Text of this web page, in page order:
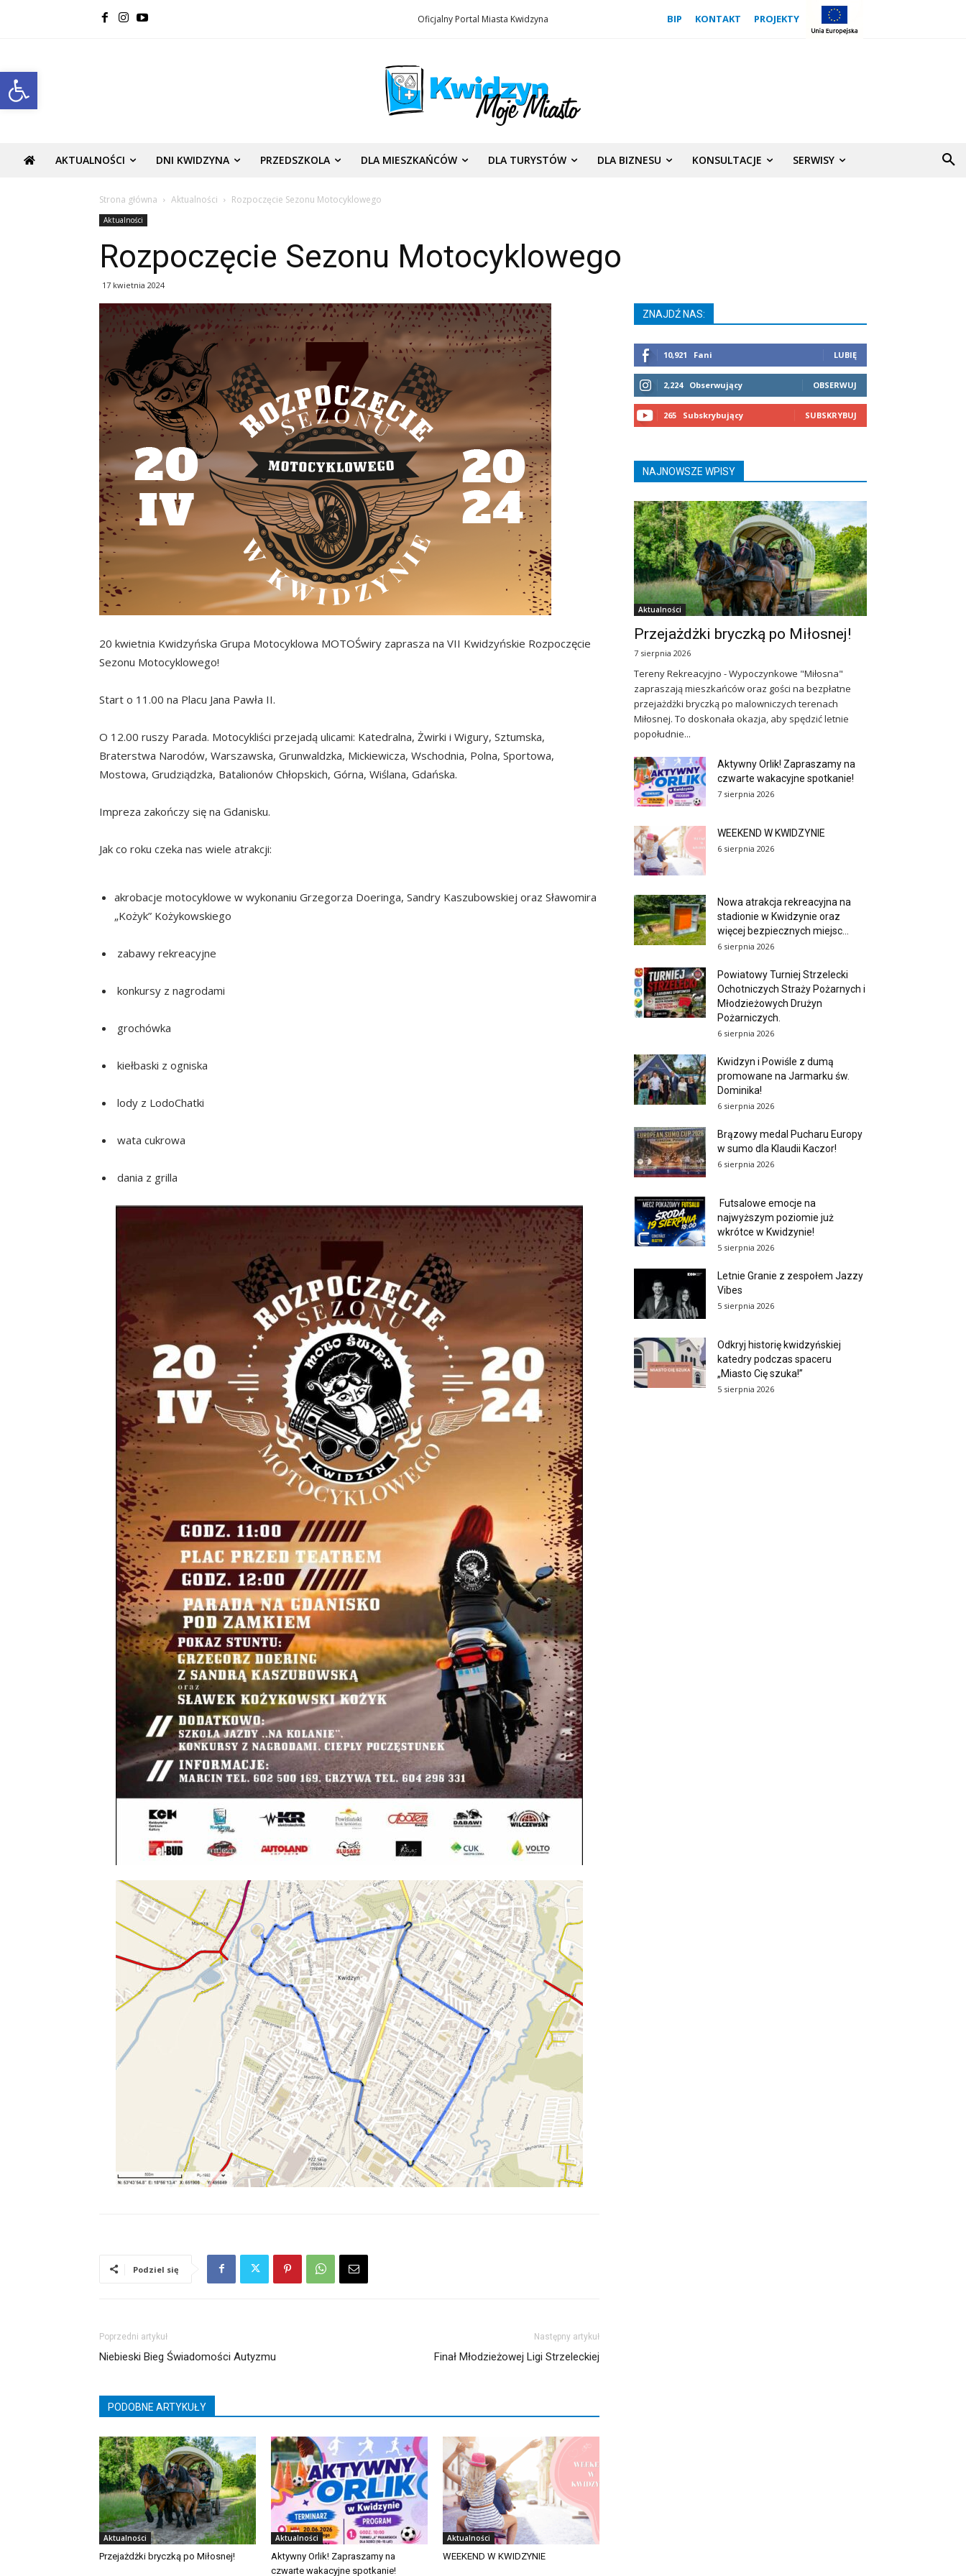
Open toolbar
Oficjalny Portal Miasta Kwidzyna BIP KONTAKT PROJEKTY
AKTUALNOŚCI DNI KWIDZYNA PRZEDSZKOLA DLA MIESZKAŃCÓW DLA TURYSTÓW DLA BIZNESU KONSULTACJE SERWISY
Strona główna Aktualności Rozpoczęcie Sezonu Motocyklowego
Aktualności
Rozpoczęcie Sezonu Motocyklowego
17 kwietnia 2024
20 kwietnia Kwidzyńska Grupa Motocyklowa MOTOŚwiry zaprasza na VII Kwidzyńskie Rozpoczęcie
Sezonu Motocyklowego!
Start o 11.00 na Placu Jana Pawła II.
O 12.00 ruszy Parada. Motocykliści przejadą ulicami: Katedralna, Żwirki i Wigury, Sztumska,
Braterstwa Narodów, Warszawska, Grunwaldzka, Mickiewicza, Wschodnia, Polna, Sportowa,
Mostowa, Grudziądzka, Batalionów Chłopskich, Górna, Wiślana, Gdańska.
Impreza zakończy się na Gdanisku.
Jak co roku czeka nas wiele atrakcji:
akrobacje motocyklowe w wykonaniu Grzegorza Doeringa, Sandry Kaszubowskiej oraz Sławomira
„Kożyk” Kożykowskiego
zabawy rekreacyjne
konkursy z nagrodami
grochówka
kiełbaski z ogniska
lody z LodoChatki
wata cukrowa
dania z grilla
Podziel się
Poprzedni artykuł
Niebieski Bieg Świadomości Autyzmu
Następny artykuł
Finał Młodzieżowej Ligi Strzeleckiej
PODOBNE ARTYKUŁY
Aktualności
Przejażdżki bryczką po Miłosnej!
Aktualności
Aktywny Orlik! Zapraszamy na
czwarte wakacyjne spotkanie!
Aktualności
WEEKEND W KWIDZYNIE
ZNAJDŹ NAS:
10,921 Fani LUBIĘ
2,224 Obserwujący OBSERWUJ
265 Subskrybujący SUBSKRYBUJ
NAJNOWSZE WPISY
Aktualności
Przejażdżki bryczką po Miłosnej!
7 sierpnia 2026
Tereny Rekreacyjno - Wypoczynkowe "Miłosna"
zapraszają mieszkańców oraz gości na bezpłatne
przejażdżki bryczką po malowniczych terenach
Miłosnej. To doskonała okazja, aby spędzić letnie
popołudnie...
Aktywny Orlik! Zapraszamy na
czwarte wakacyjne spotkanie!
7 sierpnia 2026
WEEKEND W KWIDZYNIE
6 sierpnia 2026
Nowa atrakcja rekreacyjna na
stadionie w Kwidzynie oraz
więcej bezpiecznych miejsc...
6 sierpnia 2026
Powiatowy Turniej Strzelecki
Ochotniczych Straży Pożarnych i
Młodzieżowych Drużyn
Pożarniczych.
6 sierpnia 2026
Kwidzyn i Powiśle z dumą
promowane na Jarmarku św.
Dominika!
6 sierpnia 2026
Brązowy medal Pucharu Europy
w sumo dla Klaudii Kaczor!
6 sierpnia 2026
Futsalowe emocje na
najwyższym poziomie już
wkrótce w Kwidzynie!
5 sierpnia 2026
Letnie Granie z zespołem Jazzy
Vibes
5 sierpnia 2026
Odkryj historię kwidzyńskiej
katedry podczas spaceru
„Miasto Cię szuka!”
5 sierpnia 2026